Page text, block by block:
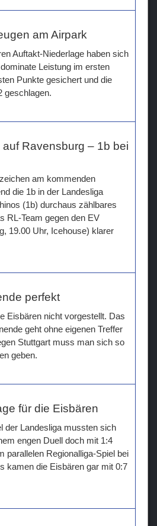
am Airpark
Auftakt-Niederlage haben sich
Leistung im ersten
Punkte gesichert und die
geschlagen.
Ravensburg – 1b bei
am kommenden
die 1b in der Landesliga
(1b) durchaus zählbares
RL-Team gegen den EV
19.00 Uhr, Icehouse) klarer
perfekt
Eisbären nicht vorgestellt. Das
geht ohne eigenen Treffer
Stuttgart muss man sich so
geben.
für die Eisbären
der Landesliga mussten sich
engen Duell doch mit 1:4
parallelen Regionalliga-Spiel bei
kamen die Eisbären gar mit 0:7